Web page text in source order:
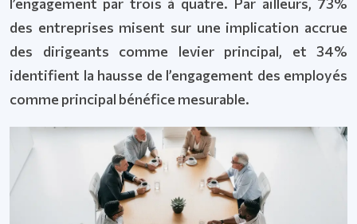
des entreprises misent sur une implication accrue
des dirigeants comme levier principal, et 34%
identifient la hausse de l’engagement des employés
comme principal bénéfice mesurable.